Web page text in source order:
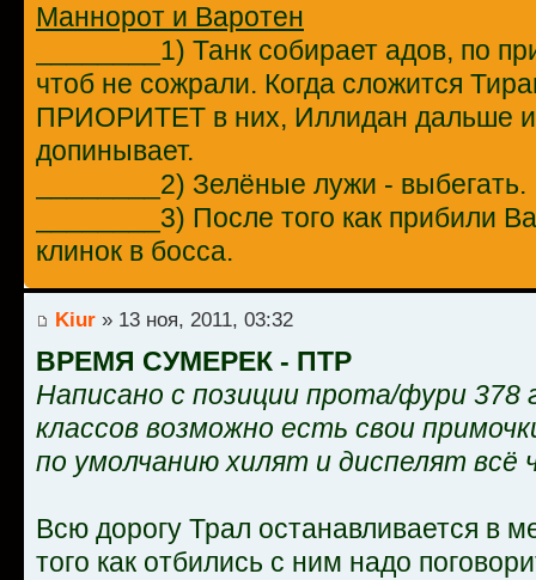
Маннорот и Варотен
________1) Танк собирает адов, по
чтоб не сожрали. Когда сложится
ПРИОРИТЕТ в них, Иллидан дальше и
допинывает.
________2) Зелёные лужи - выбегать.
________3) После того как прибили
клинок в босса.
Kiur » 13 ноя, 2011, 03:32
ВРЕМЯ СУМЕРЕК - ПТР
Написано с позиции прота/фури 378
классов возможно есть свои
по умолчанию хилят и диспелят всё
Всю дорогу Трал останавливается в
того как отбились с ним надо